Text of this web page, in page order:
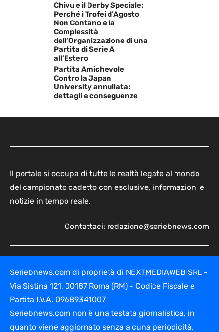
Chivu e il Derby Speciale:
Perché i Trofei d’Agosto
Non Contano e la
Complessità
dell’Organizzazione di una
Partita di Serie A
all’Estero
Partita Amichevole
Contro la Japan
University annullata:
dettagli e conseguenze
Il portale si occupa di tutte le realtà legate al mondo
del campionato cadetto con esclusive, informazioni e
notizie in tempo reale.
Contattaci: redazione@seriebnews.com
Seriebnews.com di proprietà di NEXTMEDIAWEB SRL -
Via Sistina 121, 00187 Roma (RM) - Codice Fiscale e
Partita I.V.A. 09689341007
Seriebnews.com non è una testata giornalistica, in
quanto viene aggiornato senza alcuna periodicità.